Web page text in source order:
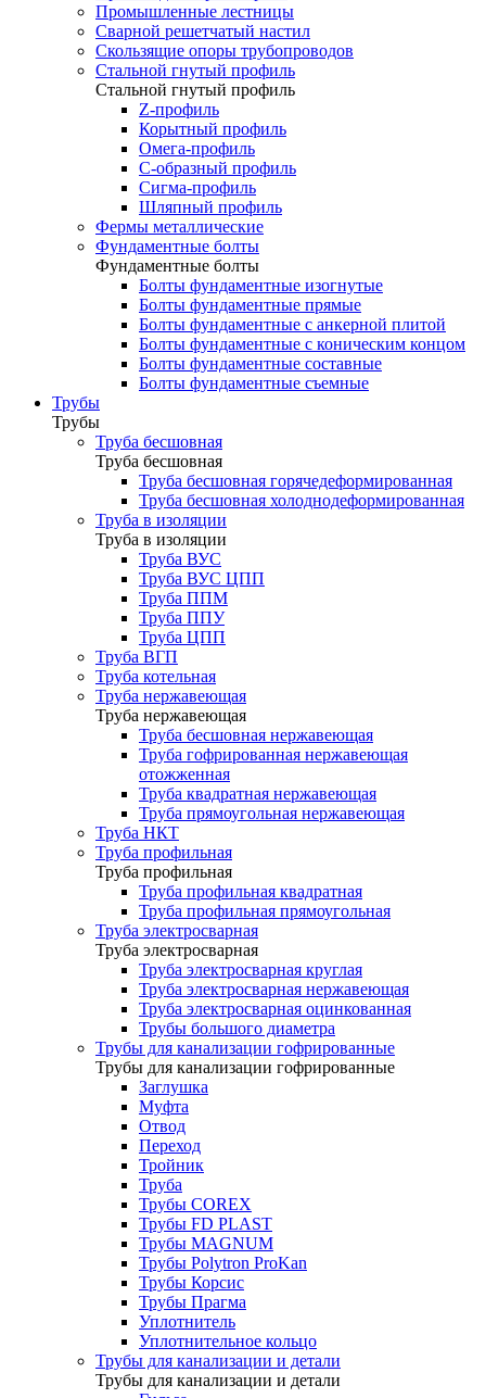
Промышленные лестницы
Сварной решетчатый настил
Скользящие опоры трубопроводов
Стальной гнутый профиль
Стальной гнутый профиль
Z-профиль
Корытный профиль
Омега-профиль
С-образный профиль
Сигма-профиль
Шляпный профиль
Фермы металлические
Фундаментные болты
Фундаментные болты
Болты фундаментные изогнутые
Болты фундаментные прямые
Болты фундаментные с анкерной плитой
Болты фундаментные с коническим концом
Болты фундаментные составные
Болты фундаментные съемные
Трубы
Трубы
Труба бесшовная
Труба бесшовная
Труба бесшовная горячедеформированная
Труба бесшовная холоднодеформированная
Труба в изоляции
Труба в изоляции
Труба ВУС
Труба ВУС ЦПП
Труба ППМ
Труба ППУ
Труба ЦПП
Труба ВГП
Труба котельная
Труба нержавеющая
Труба нержавеющая
Труба бесшовная нержавеющая
Труба гофрированная нержавеющая
отожженная
Труба квадратная нержавеющая
Труба прямоугольная нержавеющая
Труба НКТ
Труба профильная
Труба профильная
Труба профильная квадратная
Труба профильная прямоугольная
Труба электросварная
Труба электросварная
Труба электросварная круглая
Труба электросварная нержавеющая
Труба электросварная оцинкованная
Трубы большого диаметра
Трубы для канализации гофрированные
Трубы для канализации гофрированные
Заглушка
Муфта
Отвод
Переход
Тройник
Труба
Трубы COREX
Трубы FD PLAST
Трубы MAGNUM
Трубы Polytron ProKan
Трубы Корсис
Трубы Прагма
Уплотнитель
Уплотнительное кольцо
Трубы для канализации и детали
Трубы для канализации и детали